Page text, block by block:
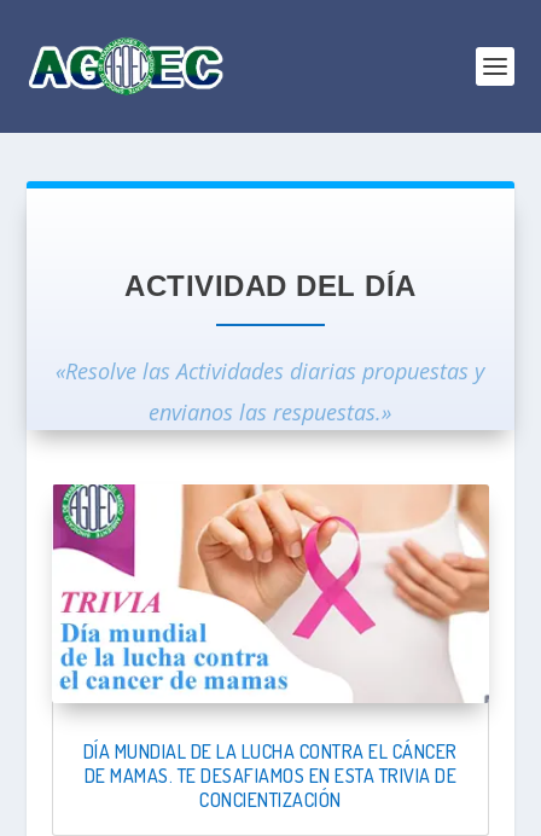
ACTIVIDAD DEL DÍA
«Resolve las Actividades diarias propuestas y
envianos las respuestas.»
DÍA MUNDIAL DE LA LUCHA CONTRA EL CÁNCER
DE MAMAS. TE DESAFIAMOS EN ESTA TRIVIA DE
CONCIENTIZACIÓN